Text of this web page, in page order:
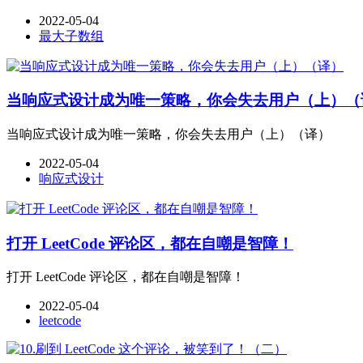
2022-05-04
最大子数组
当响应式设计成为唯一策略，你会失去用户（上）
当响应式设计成为唯一策略，你会失去用户（上）（译）
2022-05-04
响应式设计
打开 LeetCode 评论区，都在自嘲是智障！
打开 LeetCode 评论区，都在自嘲是智障！
2022-05-04
leetcode